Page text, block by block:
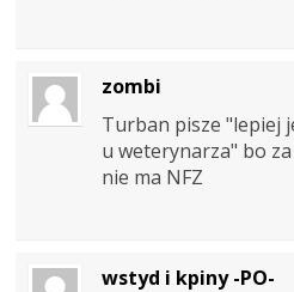
zombi
Turban pisze "lepiej
u weterynarza" bo
nie ma NFZ
wstyd i kpiny -PO-